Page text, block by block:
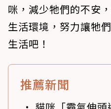
咪，減少牠們的不安
生活環境，努力讓牠
生活吧！
推薦新聞